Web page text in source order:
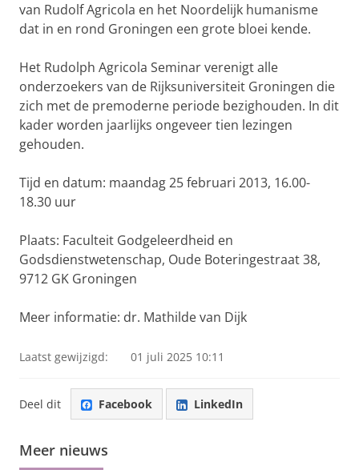
van Rudolf Agricola en het Noordelijk humanisme
dat in en rond Groningen een grote bloei kende.
Het Rudolph Agricola Seminar verenigt alle
onderzoekers van de Rijksuniversiteit Groningen die
zich met de premoderne periode bezighouden. In dit
kader worden jaarlijks ongeveer tien lezingen
gehouden.
Tijd en datum: maandag 25 februari 2013, 16.00-
18.30 uur
Plaats: Faculteit Godgeleerdheid en
Godsdienstwetenschap, Oude Boteringestraat 38,
9712 GK Groningen
Meer informatie: dr. Mathilde van Dijk
Laatst gewijzigd: 01 juli 2025 10:11
Deel dit Facebook LinkedIn
Meer nieuws